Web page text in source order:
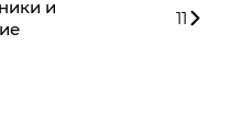
и
11